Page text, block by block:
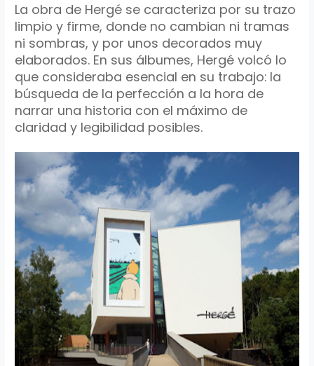
La obra de Hergé se caracteriza por su trazo
limpio y firme, donde no cambian ni tramas
ni sombras, y por unos decorados muy
elaborados. En sus álbumes, Hergé volcó lo
que consideraba esencial en su trabajo: la
búsqueda de la perfección a la hora de
narrar una historia con el máximo de
claridad y legibilidad posibles.